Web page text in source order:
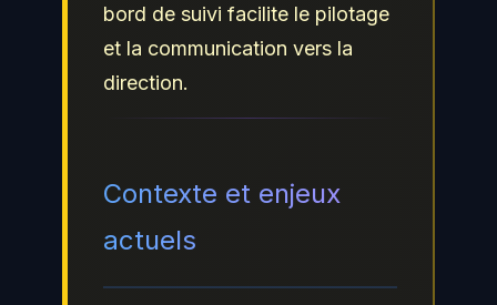
bord de suivi facilite le pilotage
et la communication vers la
direction.
Contexte et enjeux
actuels